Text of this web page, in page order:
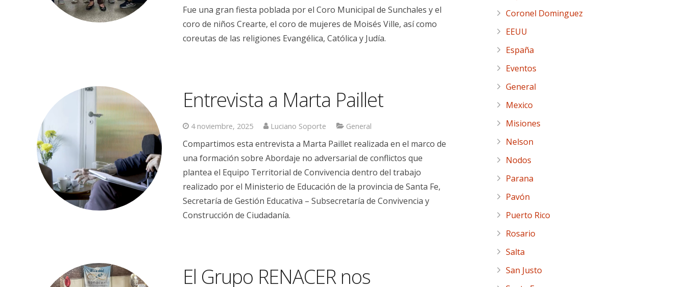
Fue una gran fiesta poblada por el Coro Municipal de Sunchales y el
coro de niños Crearte, el coro de mujeres de Moisés Ville, así como
coreutas de las religiones Evangélica, Católica y Judía.
Entrevista a Marta Paillet
4 noviembre, 2025 Luciano Soporte General
Compartimos esta entrevista a Marta Paillet realizada en el marco de
una formación sobre Abordaje no adversarial de conflictos que
plantea el Equipo Territorial de Convivencia dentro del trabajo
realizado por el Ministerio de Educación de la provincia de Santa Fe,
Secretaría de Gestión Educativa – Subsecretaría de Convivencia y
Construcción de Ciudadanía.
El Grupo RENACER nos
Coronel Dominguez
EEUU
España
Eventos
General
Mexico
Misiones
Nelson
Nodos
Parana
Pavón
Puerto Rico
Rosario
Salta
San Justo